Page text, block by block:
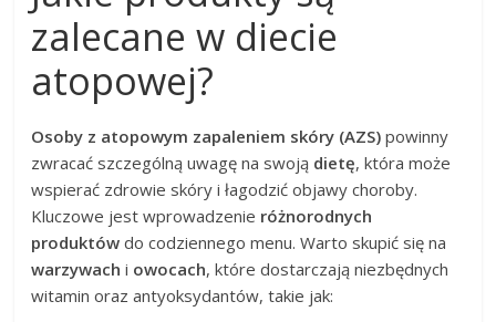
zalecane w diecie
atopowej?
Osoby z atopowym zapaleniem skóry (AZS) powinny
zwracać szczególną uwagę na swoją dietę, która może
wspierać zdrowie skóry i łagodzić objawy choroby.
Kluczowe jest wprowadzenie różnorodnych
produktów do codziennego menu. Warto skupić się na
warzywach i owocach, które dostarczają niezbędnych
witamin oraz antyoksydantów, takie jak: